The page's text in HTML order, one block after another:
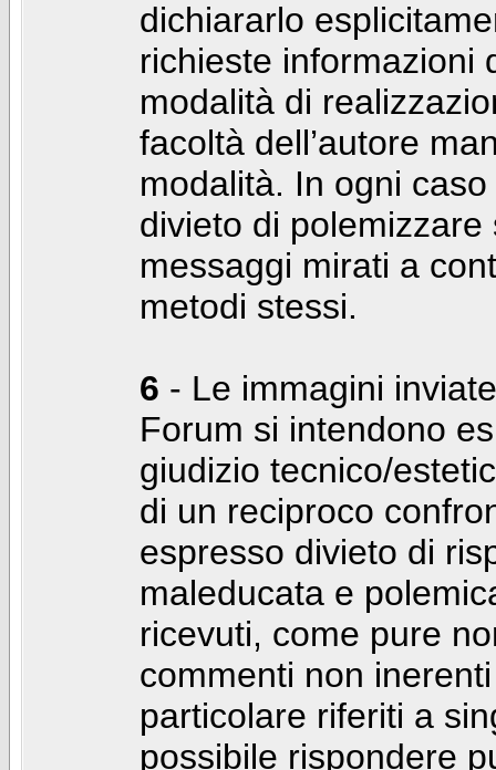
dichiararlo
richieste informazioni
modalità di
facoltà dell’autore
modalità. In ogni
divieto di
messaggi mirati a
metodi stessi.
6 - Le immagini
Forum si intendono
giudizio tecnico/
di un reciproco
espresso divieto di
maleducata e
ricevuti, come pure
commenti non
particolare riferiti a
possibile rispondere